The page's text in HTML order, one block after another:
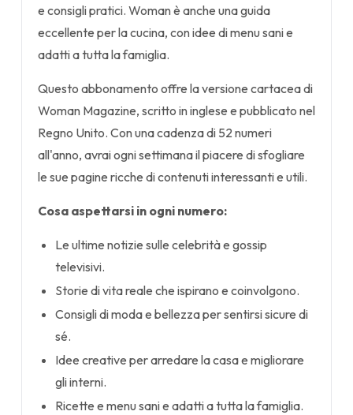
e consigli pratici. Woman è anche una guida
eccellente per la cucina, con idee di menu sani e
adatti a tutta la famiglia.
Questo abbonamento offre la versione cartacea di
Woman Magazine, scritto in inglese e pubblicato nel
Regno Unito. Con una cadenza di 52 numeri
all'anno, avrai ogni settimana il piacere di sfogliare
le sue pagine ricche di contenuti interessanti e utili.
Cosa aspettarsi in ogni numero:
Le ultime notizie sulle celebrità e gossip
televisivi.
Storie di vita reale che ispirano e coinvolgono.
Consigli di moda e bellezza per sentirsi sicure di
sé.
Idee creative per arredare la casa e migliorare
gli interni.
Ricette e menu sani e adatti a tutta la famiglia.